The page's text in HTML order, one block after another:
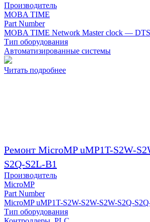
Производитель
MOBA TIME
Part Number
MOBA TIME Network Master clock — DTS
Тип оборудования
Автоматизированные системы
Читать подробнее
Ремонт MicroMP uMP1T-S2W-
S2Q-S2L-B1
Производитель
MicroMP
Part Number
MicroMP uMP1T-S2W-S2W-S2W-S2Q-
Тип оборудования